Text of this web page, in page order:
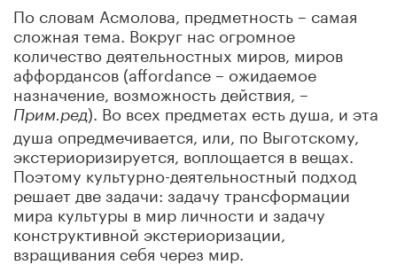
По словам Асмолова, предметность – самая
сложная тема. Вокруг нас огромное
количество деятельностных миров, миров
аффордансов (affordance – ожидаемое
назначение, возможность действия, –
Прим.ред). Во всех предметах есть душа, и эта
душа опредмечивается, или, по Выготскому,
экстериоризируется, воплощается в вещах.
Поэтому культурно-деятельностный подход
решает две задачи: задачу трансформации
мира культуры в мир личности и задачу
конструктивной экстериоризации,
взращивания себя через мир.